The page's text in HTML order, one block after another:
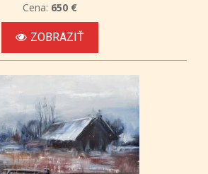
Cena: 650 €
ZOBRAZIŤ